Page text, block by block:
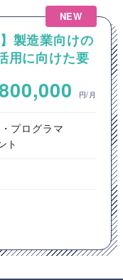
NEW
製造業向けの
用に向けた要
円/月
プログラマ
ト